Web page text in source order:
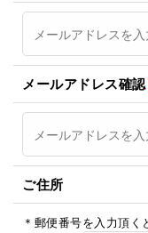
メールアドレス確認
ご住所
＊郵便番号を入力頂